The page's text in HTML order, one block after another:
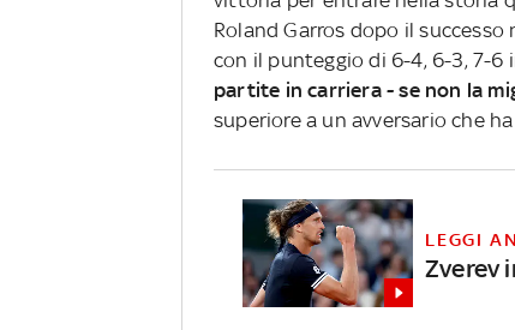
Roland Garros dopo il
con il punteggio di 6-4, 6-3, 7-6
partite in carriera - se non la
superiore a un avversario che
LEGGI
Zverev